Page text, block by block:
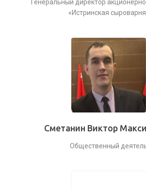
Генеральный директор
«Истринская
Сметанин Виктор
Общественный